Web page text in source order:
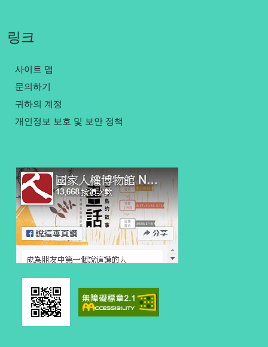
링크
사이트 맵
문의하기
귀하의 계정
개인정보 보호 및 보안 정책